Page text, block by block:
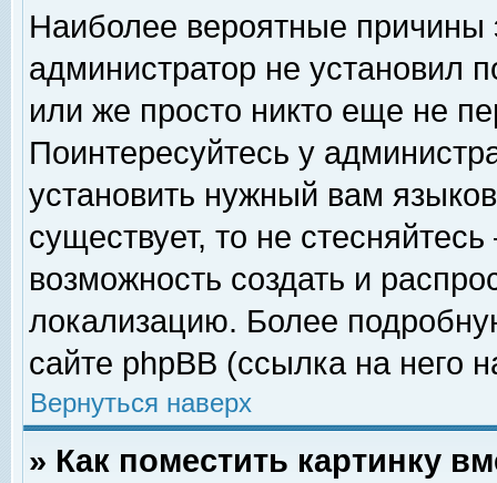
Наиболее вероятные причины
администратор не установил
или же просто никто еще не
Поинтересуйтесь у
установить нужный вам
существует, то не
возможность создать и
локализацию. Более
сайте phpBB (ссылка на него
Вернуться наверх
» Как поместить картинку